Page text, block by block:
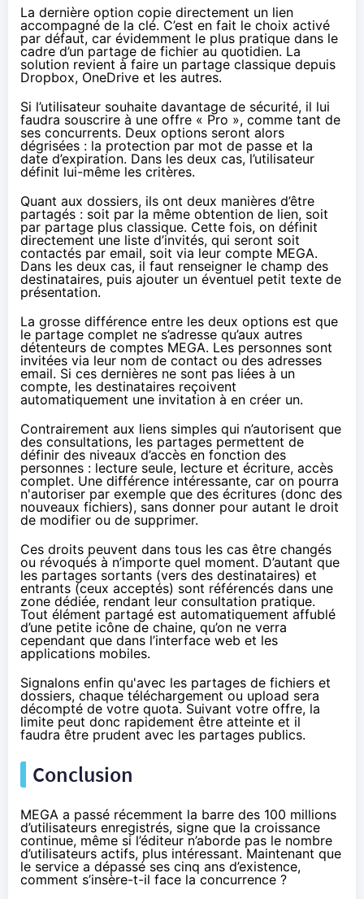
La dernière option copie directement un lien
accompagné de la clé. C’est en fait le choix activé
par défaut, car évidemment le plus pratique dans le
cadre d’un partage de fichier au quotidien. La
solution revient à faire un partage classique depuis
Dropbox, OneDrive et les autres.
Si l’utilisateur souhaite davantage de sécurité, il lui
faudra souscrire à une offre « Pro », comme tant de
ses concurrents. Deux options seront alors
dégrisées : la protection par mot de passe et la
date d’expiration. Dans les deux cas, l’utilisateur
définit lui-même les critères.
Quant aux dossiers, ils ont deux manières d’être
partagés : soit par la même obtention de lien, soit
par partage plus classique. Cette fois, on définit
directement une liste d’invités, qui seront soit
contactés par email, soit via leur compte MEGA.
Dans les deux cas, il faut renseigner le champ des
destinataires, puis ajouter un éventuel petit texte de
présentation.
La grosse différence entre les deux options est que
le partage complet ne s’adresse qu’aux autres
détenteurs de comptes MEGA. Les personnes sont
invitées via leur nom de contact ou des adresses
email. Si ces dernières ne sont pas liées à un
compte, les destinataires reçoivent
automatiquement une invitation à en créer un.
Contrairement aux liens simples qui n’autorisent que
des consultations, les partages permettent de
définir des niveaux d’accès en fonction des
personnes : lecture seule, lecture et écriture, accès
complet. Une différence intéressante, car on pourra
n'autoriser par exemple que des écritures (donc des
nouveaux fichiers), sans donner pour autant le droit
de modifier ou de supprimer.
Ces droits peuvent dans tous les cas être changés
ou révoqués à n’importe quel moment. D’autant que
les partages sortants (vers des destinataires) et
entrants (ceux acceptés) sont référencés dans une
zone dédiée, rendant leur consultation pratique.
Tout élément partagé est automatiquement affublé
d’une petite icône de chaine, qu’on ne verra
cependant que dans l’interface web et les
applications mobiles.
Signalons enfin qu'avec les partages de fichiers et
dossiers, chaque téléchargement ou upload sera
décompté de votre quota. Suivant votre offre, la
limite peut donc rapidement être atteinte et il
faudra être prudent avec les partages publics.
Conclusion
MEGA a passé récemment la barre des 100 millions
d’utilisateurs enregistrés, signe que la croissance
continue, même si l’éditeur n’aborde pas le nombre
d’utilisateurs actifs, plus intéressant. Maintenant que
le service a dépassé ses cinq ans d’existence,
comment s’insère-t-il face la concurrence ?